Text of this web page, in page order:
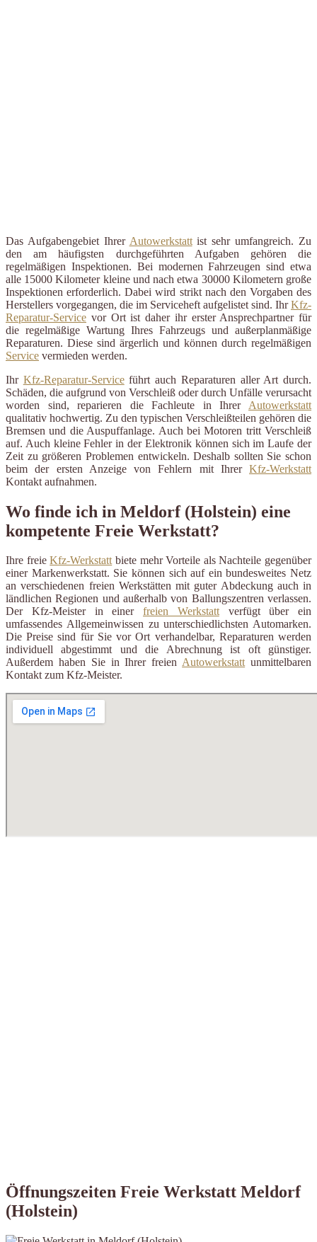
Das Aufgabengebiet Ihrer Autowerkstattist sehr umfangreich. Zu
den am häufigsten durchgeführten Aufgaben gehören die
regelmäßigen Inspektionen. Bei modernen Fahrzeugen sind etwa
alle 15000 Kilometer kleine und nach etwa 30000 Kilometern große
Inspektionen erforderlich. Dabei wird strikt nach den Vorgaben des
Herstellers vorgegangen, die im Serviceheft aufgelistet sind. IhrKfz-
Reparatur-Service vor Ort ist daher ihr erster Ansprechpartner für
die regelmäßige Wartung Ihres Fahrzeugs und außerplanmäßige
Reparaturen. Diese sind ärgerlich und können durch regelmäßigen
Service vermieden werden.
Ihr Kfz-Reparatur-Serviceführt auch Reparaturen aller Art durch.
Schäden, die aufgrund von Verschleiß oder durch Unfälle verursacht
worden sind, reparieren die Fachleute in Ihrer Autowerkstatt
qualitativ hochwertig. Zu den typischen Verschleißteilen gehören die
Bremsen und die Auspuffanlage. Auch bei Motoren tritt Verschleiß
auf. Auch kleine Fehler in der Elektronik können sich im Laufe der
Zeit zu größeren Problemen entwickeln. Deshalb sollten Sie schon
beim der ersten Anzeige von Fehlern mit Ihrer Kfz-Werkstatt
Kontakt aufnahmen.
Wo finde ich in Meldorf (Holstein) eine
kompetente Freie Werkstatt?
Ihre freieKfz-Werkstattbiete mehr Vorteile als Nachteile gegenüber
einer Markenwerkstatt. Sie können sich auf ein bundesweites Netz
an verschiedenen freien Werkstätten mit guter Abdeckung auch in
ländlichen Regionen und außerhalb von Ballungszentren verlassen.
Der Kfz-Meister in einer freien Werkstattverfügt über ein
umfassendes Allgemeinwissen zu unterschiedlichsten Automarken.
Die Preise sind für Sie vor Ort verhandelbar, Reparaturen werden
individuell abgestimmt und die Abrechnung ist oft günstiger.
Außerdem haben Sie in Ihrer freienAutowerkstattunmittelbaren
Kontakt zum Kfz-Meister.
Öffnungszeiten Freie Werkstatt Meldorf
(Holstein)